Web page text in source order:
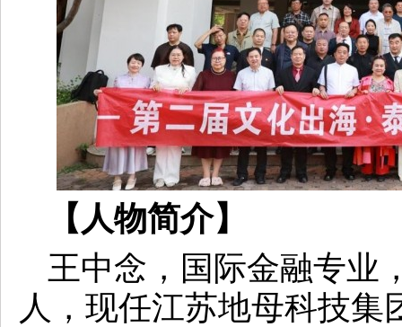
【人物简介】
王中念，国际金融专业
人，现任江苏地母科技